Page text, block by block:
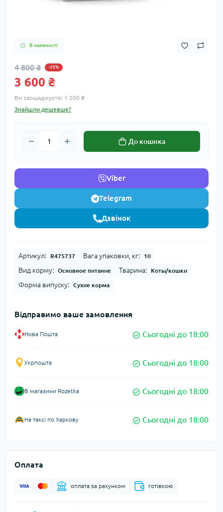
В наявності
4 800 ₴ -25%
3 600 ₴
Ви заощаджуєте: 1 200 ₴
Знайшли дешевше?
До кошика
Viber
Telegram
Дзвінок
Артикул: R475737 Вага упаковки, кг: 10
Вид корму: Основное питание Тварина: Коты/кошки
Форма випуску: Сухие корма
Відправимо ваше замовлення
Нова Пошта Сьогодні до 18:00
Укрпошта Сьогодні до 18:00
В магазини Rozetka Сьогодні до 18:00
На таксі по Харкову Сьогодні до 18:00
Оплата
оплата за рахунком готівкою